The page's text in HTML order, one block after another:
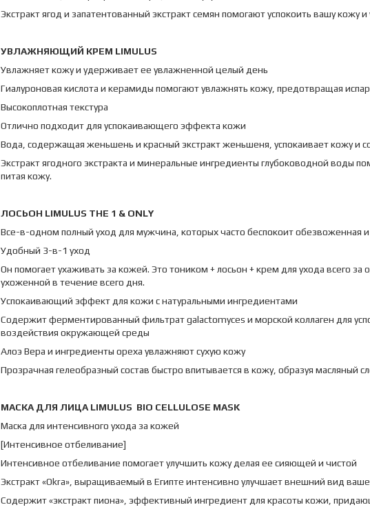
Экстракт ягод и запатентованный экстракт семян помогают успокоить вашу кожу
УВЛАЖНЯЮЩИЙ КРЕМ LIMULUS
Увлажняет кожу и удерживает ее увлажненной целый день
Гиалуроновая кислота и керамиды помогают увлажнять кожу, предотвращая
Высокоплотная текстура
Отлично подходит для успокаивающего эффекта кожи
Вода, содержащая женьшень и красный экстракт женьшеня, успокаивает кожу и
Экстракт ягодного экстракта и минеральные ингредиенты глубоководной воды
питая кожу.
ЛОСЬОН LIMULUS THE 1 & ONLY
Все-в-одном полный уход для мужчина, которых часто беспокоит обезвоженная
Удобный 3-в-1 уход
Он помогает ухаживать за кожей. Это тоником + лосьон + крем для ухода всего
ухоженной в течение всего дня.
Успокаивающий эффект для кожи с натуральными ингредиентами
Содержит ферментированный фильтрат galactomyces и морской коллаген для
воздействия окружающей среды
Алоэ Вера и ингредиенты ореха увлажняют сухую кожу
Прозрачная гелеобразный состав быстро впитывается в кожу, образуя масляный
МАСКА ДЛЯ ЛИЦА LIMULUS BIO CELLULOSE MASK
Маска для интенсивного ухода за кожей
[Интенсивное отбеливание]
Интенсивное отбеливание помогает улучшить кожу делая ее сияющей и чистой
Экстракт «Okra», выращиваемый в Египте интенсивно улучшает внешний вид
Содержит «экстракт пиона», эффективный ингредиент для красоты кожи,